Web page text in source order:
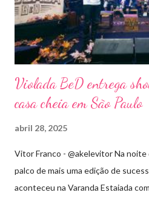
Violada BeD entrega
casa cheia em São Paulo
abril 28, 2025
Vitor Franco - @akelevitor Na noite
palco de mais uma edição de
aconteceu na Varanda Estaiada